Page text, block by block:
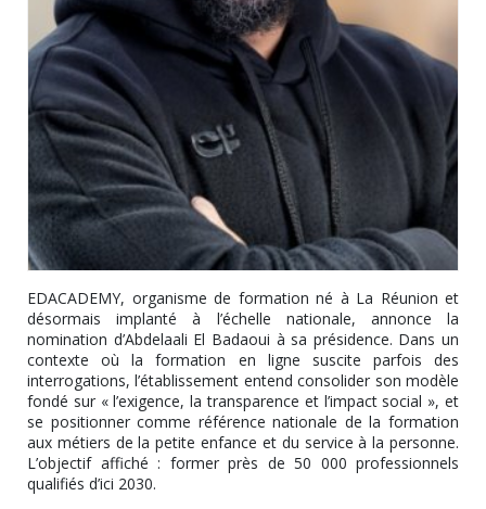
EDACADEMY, organisme de formation né à La Réunion et
désormais implanté à l’échelle nationale, annonce la
nomination d’Abdelaali El Badaoui à sa présidence. Dans un
contexte où la formation en ligne suscite parfois des
interrogations, l’établissement entend consolider son modèle
fondé sur « l’exigence, la transparence et l’impact social », et
se positionner comme référence nationale de la formation
aux métiers de la petite enfance et du service à la personne.
L’objectif affiché : former près de 50 000 professionnels
qualifiés d’ici 2030.